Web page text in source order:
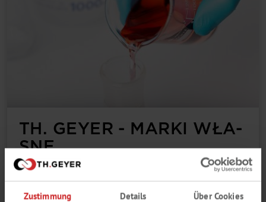
Zustimmung Details Über Cookies
TH. GEY­ER - MAR­KI WŁA­
SNE
Od pró­bek po per­so­na­li­zo­wa­ne roz­wią­za­nia, ta­kie jak pro­